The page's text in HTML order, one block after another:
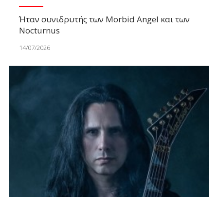
Ήταν συνιδρυτής των Morbid Angel και των
Nocturnus
14/07/2026